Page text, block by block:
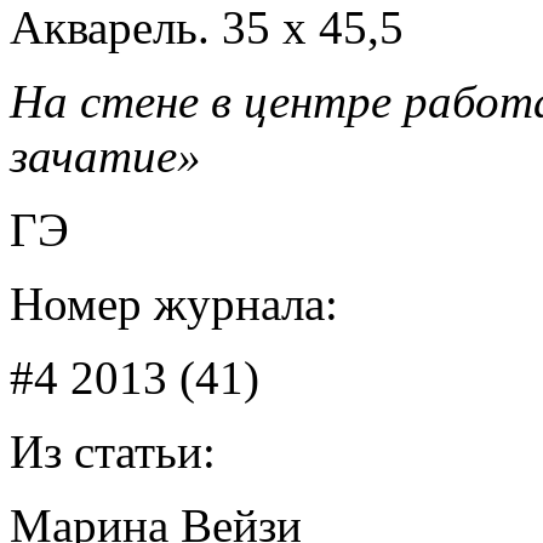
Акварель. 35 x 45,5
На стене в центре
зачатие»
ГЭ
Номер журнала:
#4 2013 (41)
Из статьи:
Марина Вейзи